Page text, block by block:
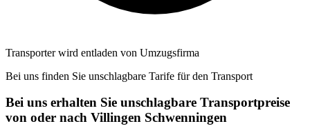
Transporter wird entladen von Umzugsfirma
Bei uns finden Sie unschlagbare Tarife für den Transport
Bei uns erhalten Sie unschlagbare Transportpreise
von oder nach Villingen Schwenningen⁠